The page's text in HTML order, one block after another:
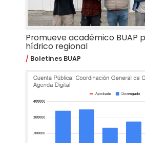
Promueve académico BUAP
hídrico regional
Boletines BUAP